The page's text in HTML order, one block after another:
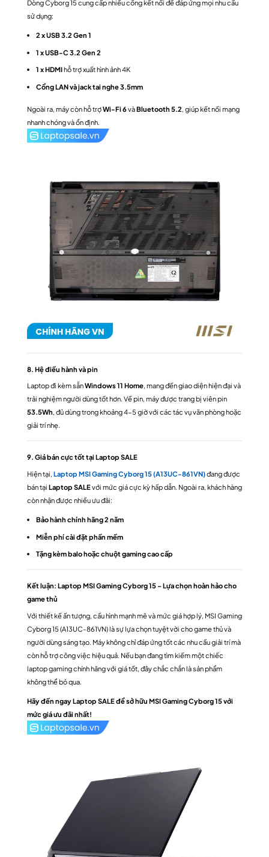
Dòng Cyborg 15 cung cấp nhiều cổng kết nối để đáp ứng mọi nhu cầu
sử dụng:
2 x USB 3.2 Gen 1
1 x USB-C 3.2 Gen 2
1 x HDMIhỗ trợ xuất hình ảnh 4K
Cổng LAN và jack tai nghe 3.5mm
Ngoài ra, máy còn hỗ trợWi-Fi 6vàBluetooth 5.2 , giúp kết nối mạng
nhanh chóng và ổn định.
8. Hệ điều hành và pin
Laptop đi kèm sẵnWindows 11 Home, mang đến giao diện hiện đại và
trải nghiệm người dùng tốt hơn. Về pin, máy được trang bị viên pin
53.5Wh, đủ dùng trong khoảng 4-5 giờ với các tác vụ văn phòng hoặc
giải trí nhẹ.
9. Giá bán cực tốt tại Laptop SALE
Hiện tại, Laptop MSI Gaming Cyborg 15 (A13UC-861VN)đang được
bán tại Laptop SALEvới mức giá cực kỳ hấp dẫn. Ngoài ra, khách hàng
còn nhận được nhiều ưu đãi:
Bảo hành chính hãng 2 năm
Miễn phí cài đặt phần mềm
Tặng kèm balo hoặc chuột gaming cao cấp
Kết luận: Laptop MSI Gaming Cyborg 15 – Lựa chọn hoàn hảo cho
game thủ
Với thiết kế ấn tượng, cấu hình mạnh mẽ và mức giá hợp lý, MSI Gaming
Cyborg 15 (A13UC-861VN) là sự lựa chọn tuyệt vời cho game thủ và
người dùng sáng tạo. Máy không chỉ đáp ứng tốt các nhu cầu giải trí mà
còn hỗ trợ công việc hiệu quả. Nếu bạn đang tìm kiếm một chiếc
laptop gaming chính hãng với giá tốt, đây chắc chắn là sản phẩm
không thể bỏ qua.
Hãy đến ngay Laptop SALE để sở hữu MSI Gaming Cyborg 15 với
mức giá ưu đãi nhất!